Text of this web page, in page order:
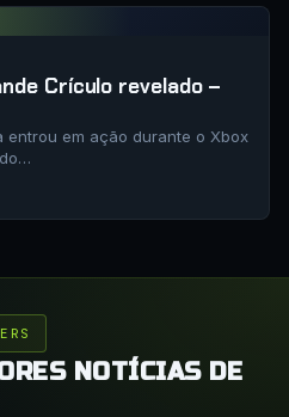
Crículo revelado –
entrou em ação durante o Xbox
NOTÍCIAS DE